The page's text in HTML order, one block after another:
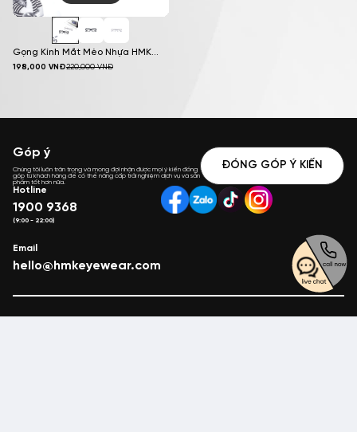
Gọng Kính Mắt Mèo Nhựa HMK
Eyewear Thời Trang – MM8424
198,000 VNĐ220,000VNĐ
Góp ý
Chúng tôi luôn trân trọng và mong đợi nhận được mọi ý kiến đóng
góp từ khách hàng để có thể nâng cấp trải nghiệm dịch vụ và sản
phẩm tốt hơn nữa.
ĐÓNG GÓP Ý KIẾN
Hotline
1900 9368
(9:00 - 22:00)
Email
hello@hmkeyewear.com